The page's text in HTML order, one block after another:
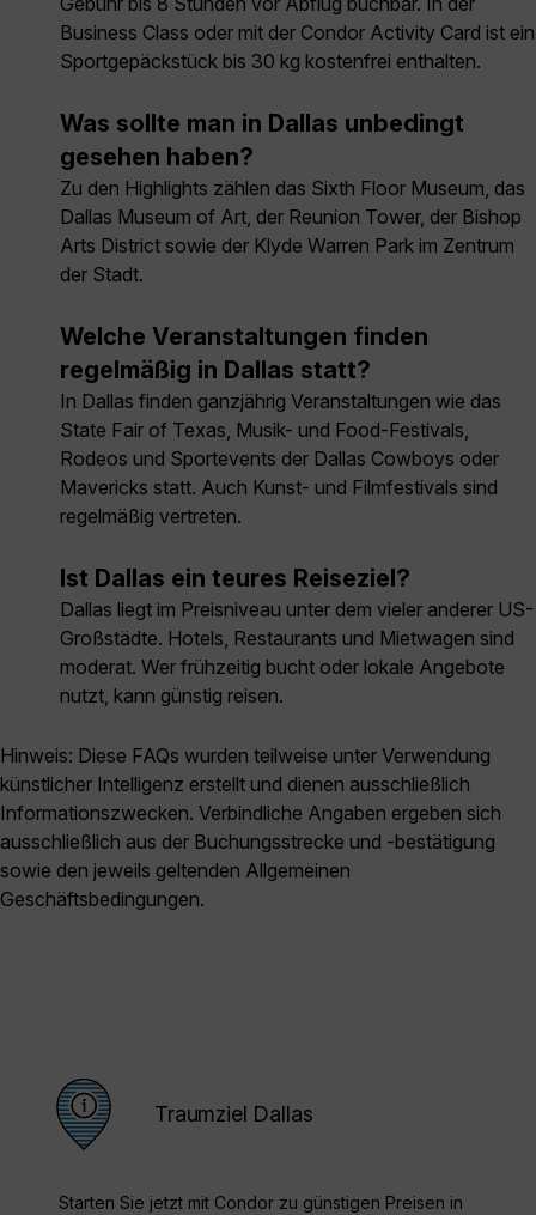
Business Class oder mit der Condor Activity Card ist ein
Sportgepäckstück bis 30 kg kostenfrei enthalten.
Was sollte man in Dallas unbedingt
gesehen haben?
Zu den Highlights zählen das Sixth Floor Museum, das
Dallas Museum of Art, der Reunion Tower, der Bishop
Arts District sowie der Klyde Warren Park im Zentrum
der Stadt.
Welche Veranstaltungen finden
regelmäßig in Dallas statt?
In Dallas finden ganzjährig Veranstaltungen wie das
State Fair of Texas, Musik- und Food-Festivals,
Rodeos und Sportevents der Dallas Cowboys oder
Mavericks statt. Auch Kunst- und Filmfestivals sind
regelmäßig vertreten.
Ist Dallas ein teures Reiseziel?
Dallas liegt im Preisniveau unter dem vieler anderer US-
Großstädte. Hotels, Restaurants und Mietwagen sind
moderat. Wer frühzeitig bucht oder lokale Angebote
nutzt, kann günstig reisen.
Hinweis: Diese FAQs wurden teilweise unter Verwendung
künstlicher Intelligenz erstellt und dienen ausschließlich
Informationszwecken. Verbindliche Angaben ergeben sich
ausschließlich aus der Buchungsstrecke und -bestätigung
sowie den jeweils geltenden Allgemeinen
Geschäftsbedingungen.
Traumziel Dallas
Starten Sie jetzt mit Condor zu günstigen Preisen in